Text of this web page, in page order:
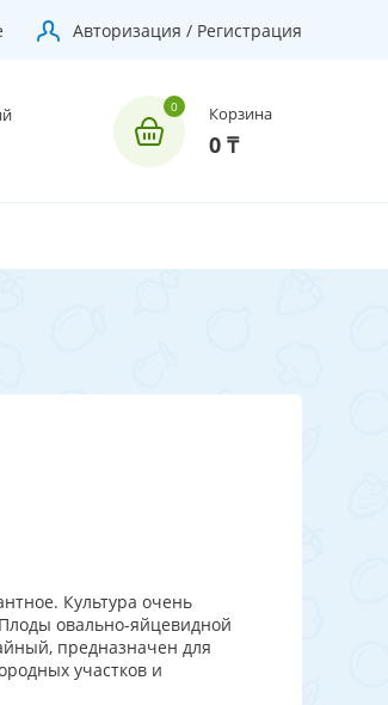
Авторизация / Регистрация
Корзина
0 ₸
Культура очень
овально-яйцевидной
предназначен для
участков и